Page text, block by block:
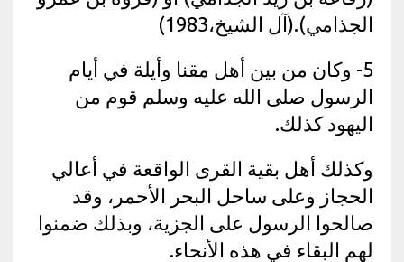
الجذامي).(آل الشيخ،1983)
5- وكان من بين أهل مقنا وأيلة في أيام
الرسول صلى الله عليه وسلم قوم من
اليهود كذلك.
وكذلك أهل بقية القرى الواقعة في أعالي
الحجاز وعلى ساحل البحر الأحمر، وقد
صالحوا الرسول على الجزية، وبذلك ضمنوا
لهم البقاء في هذه الأنحاء.